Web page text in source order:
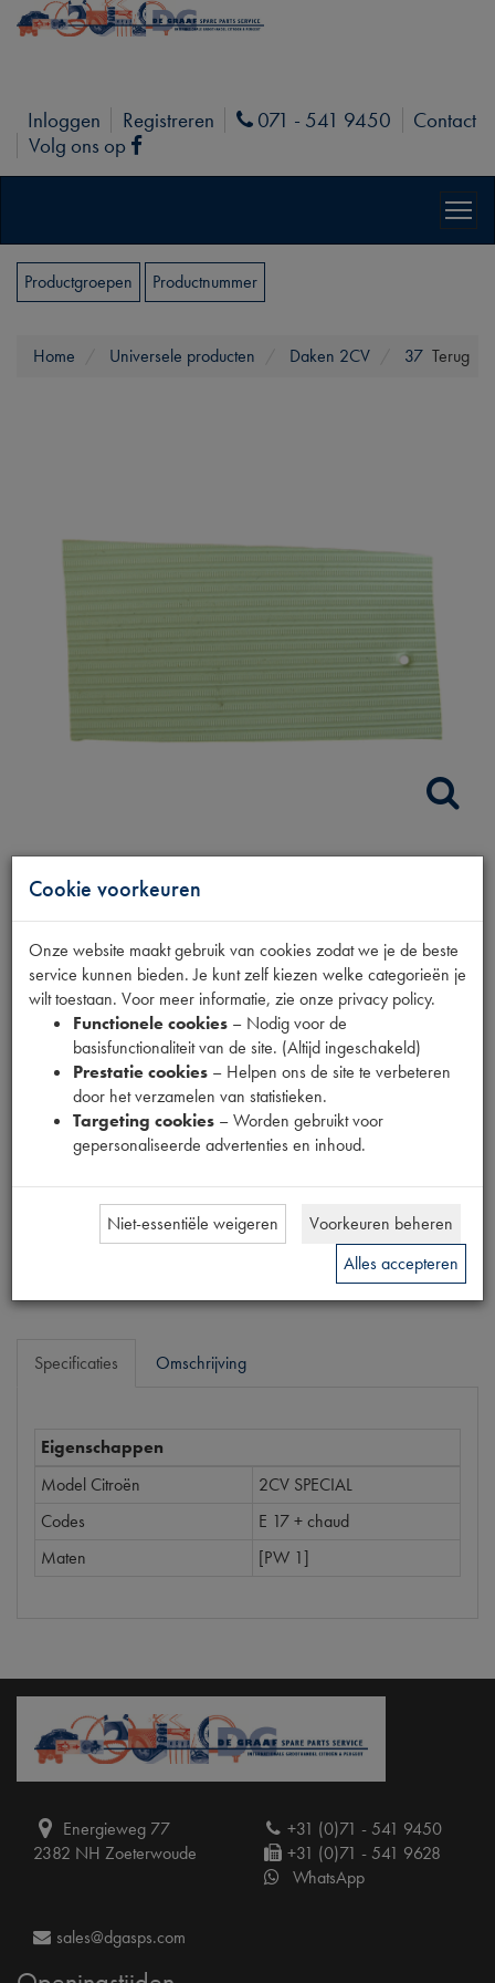
Inloggen Registreren Phone
071 - 541 9450
Contact
Volg ons op
Facebook
Productgroepen Productnummer
Terug
Home Universele producten Daken 2CV 37
LINNENDAK MINT
GROEN VERW.BTSL
Fabrikant
Productnummer
1903545
Prijs
223,67 (€184,85excl. btw)
Dit product kan op dit moment niet besteld worden
Mail ons
Specificaties Omschrijving
Eigenschappen
Model Citroën
2CV SPECIAL
Codes
E 17 + chaud
Maten
[PW 1]
Energieweg 77
2382 NH Zoeterwoude
+31 (0)71 - 541 9450
+31 (0)71 - 541 9628
WhatsApp
sales@dgasps.com
Cookie voorkeuren
Onze website maakt gebruik van cookies zodat we je de beste
service kunnen bieden. Je kunt zelf kiezen welke categorieën je
wilt toestaan. Voor meer informatie, zie onze privacy policy.
Functionele cookies – Nodig voor de
basisfunctionaliteit van de site. (Altijd ingeschakeld)
Prestatie cookies – Helpen ons de site te verbeteren
door het verzamelen van statistieken.
Targeting cookies – Worden gebruikt voor
gepersonaliseerde advertenties en inhoud.
Niet-essentiële weigeren
Voorkeuren beheren
Alles accepteren